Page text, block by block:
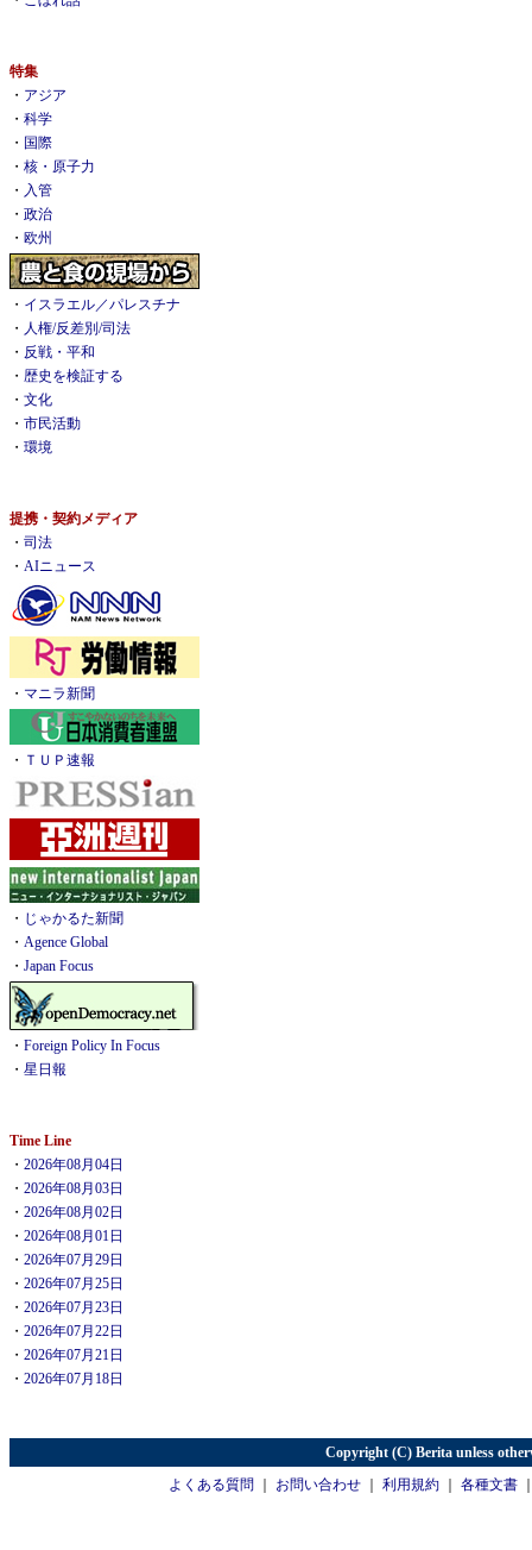
特集
・ アジア
・ 科学
・ 国際
・ 核・原子力
・ 入管
・ 政治
・ 欧州
・ イスラエル／パレスチナ
・ 人権/反差別/司法
・ 反戦・平和
・ 歴史を検証する
・ 文化
・ 市民活動
・ 環境
提携・契約メディア
・ 司法
・ AIニュース
・ マニラ新聞
・ ＴＵＰ速報
・ じゃかるた新聞
・ Agence Global
・ Japan Focus
・ Foreign Policy In Focus
・ 星日報
Time Line
・ 2026年08月04日
・ 2026年08月03日
・ 2026年08月02日
・ 2026年08月01日
・ 2026年07月29日
・ 2026年07月25日
・ 2026年07月23日
・ 2026年07月22日
・ 2026年07月21日
・ 2026年07月18日
Copyright (C) Berita unless
よくある質問
お問い合わせ 利用規約 各種文書